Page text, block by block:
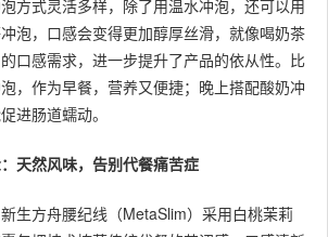
方式灵活多样，除了用温水冲泡，还可以用
泡，口感会变得更加醇厚丝滑，就像喝奶茶
口感需求，进一步提升了产品的依从性。比
，作为早餐，营养又便捷；晚上搭配酸奶冲
进肠道蠕动。
：天然风味，告别代餐痛苦症
生方舟腰纪线（MetaSlim）采用白桃茉莉